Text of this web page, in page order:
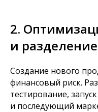
2.
и
Создание нового
финансовый риск.
тестирование,
и последующий